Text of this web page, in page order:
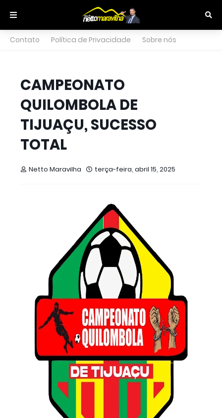
Contato Política de Privacidade Sobre nós
CAMPEONATO
QUILOMBOLA DE
TIJUAÇU, SUCESSO
TOTAL
Netto Maravilha terça-feira, abril 15, 2025